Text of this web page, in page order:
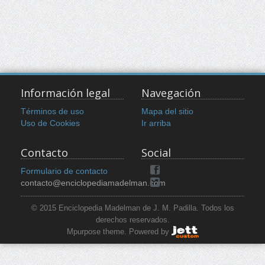
Información legal
Términos de uso
Uso de Cookies
Navegación
Mapa del sitio
Ir arriba
Contacto
Formulario de contacto
contacto@enciclopediamadelman.com
Social
© 2015 Enciclopedia Madelman de J. M. Padilla. Todos los
derechos reservados.
Mpurpose theme. Powered by